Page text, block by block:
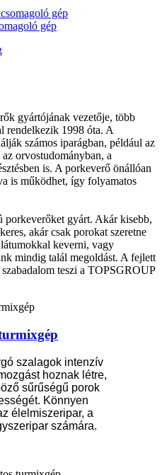
gép
gyártójának vezetője, több
rendelkezik 1998 óta. A
számos iparágban, például az
orvostudományban, a
is. A porkeverő önállóan
is működhet, így folyamatos
gyárt. Akár kisebb,
akár csak porokat szeretne
keverni, vagy
mindig talál megoldást. A fejlett
teszi a TOPSGROUP
szalagok intenzív
hoznak létre,
sűrűségű porok
Könnyen
élelmiszeripar, a
számára.